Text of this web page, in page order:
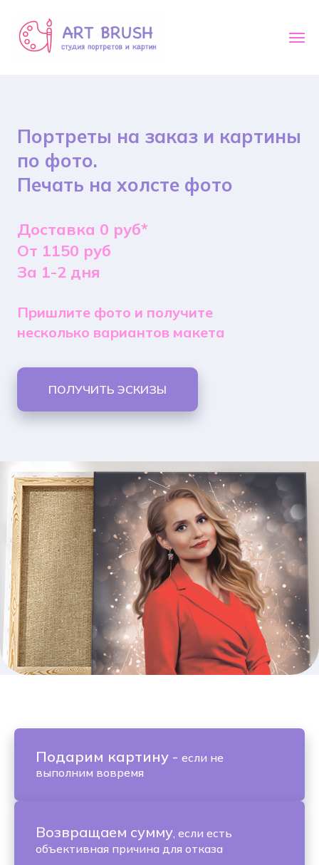
Портреты на заказ и картины
по фото.
Печать на холсте фото
Доставка 0 руб*
От 1150 руб
За 1-2 дня
Пришлите фото и получите
несколько вариантов макета
ПОЛУЧИТЬ ЭСКИЗЫ
Подарим картину - если не
выполним вовремя
Возвращаем сумму, если есть
объективная причина для отказа